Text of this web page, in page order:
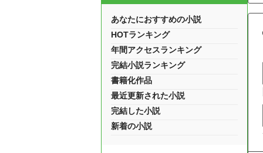
あなたにおすすめの小説
HOTランキング
年間アクセスランキング
完結小説ランキング
書籍化作品
最近更新された小説
完結した小説
新着の小説